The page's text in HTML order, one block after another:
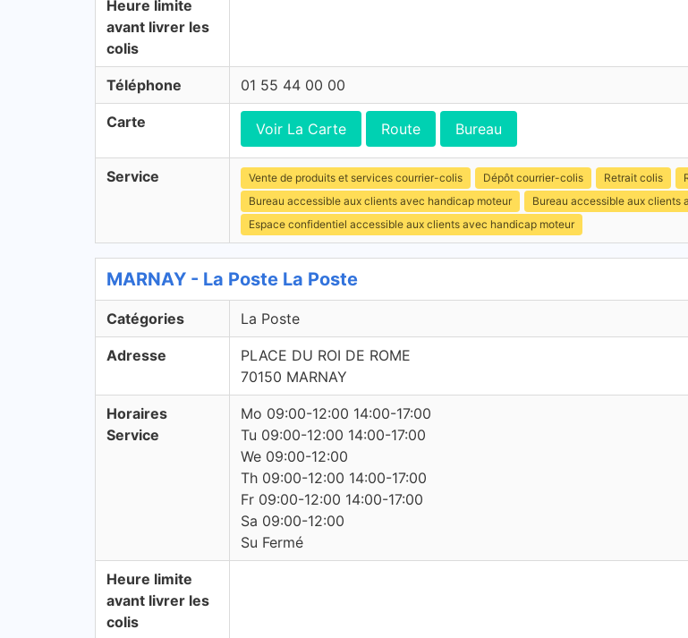
Heure limite
avant livrer les
colis
Téléphone 01 55 44 00 00
Carte Voir La Carte Route Bureau
Service Vente de produits et services courrier-colis Dépôt courrier-colis Retrait colis
Bureau accessible aux clients avec handicap moteur
Bureau accessible aux clients
Espace confidentiel accessible aux clients avec handicap moteur
MARNAY - La Poste La Poste
Catégories La Poste
Adresse
PLACE DU ROI DE ROME
70150 MARNAY
Horaires
Service
Mo 09:00-12:00 14:00-17:00
Tu 09:00-12:00 14:00-17:00
We 09:00-12:00
Th 09:00-12:00 14:00-17:00
Fr 09:00-12:00 14:00-17:00
Sa 09:00-12:00
Su Fermé
Heure limite
avant livrer les
colis